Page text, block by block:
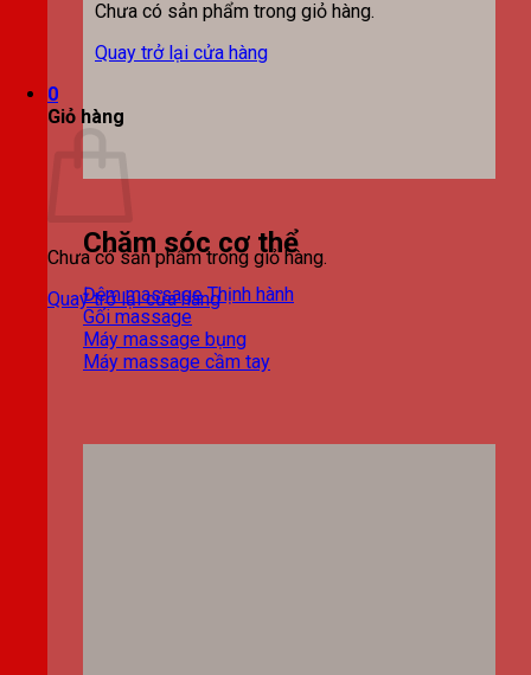
Chưa có sản phẩm trong giỏ hàng.
Quay trở lại cửa hàng
0
Giỏ hàng
Chưa có sản phẩm trong giỏ hàng.
Quay trở lại cửa hàng
Chăm sóc cơ thể
Đệm massage
Gối massage
Máy massage bụng
Máy massage cầm tay